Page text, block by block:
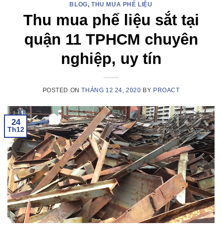
BLOG,THU MUA PHẾ LIỆU
Thu mua phế liệu sắt tại
quận 11 TPHCM chuyên
nghiệp, uy tín
POSTED ONTHÁNG 12 24, 2020 BY PROACT
24
Th12